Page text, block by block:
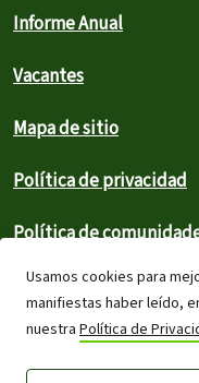
Usamos cookies para
manifiestas haber leído,
nuestra Política de
Informe Anual
Vacantes
Mapa de sitio
Política de privacidad
Política de
Derechos de autor
Términos y condiciones